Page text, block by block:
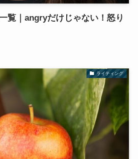
覧｜angryだけじゃない！怒り
ライティング